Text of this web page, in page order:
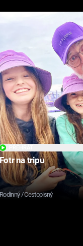
na tripu
Rodinný / Cestopisný